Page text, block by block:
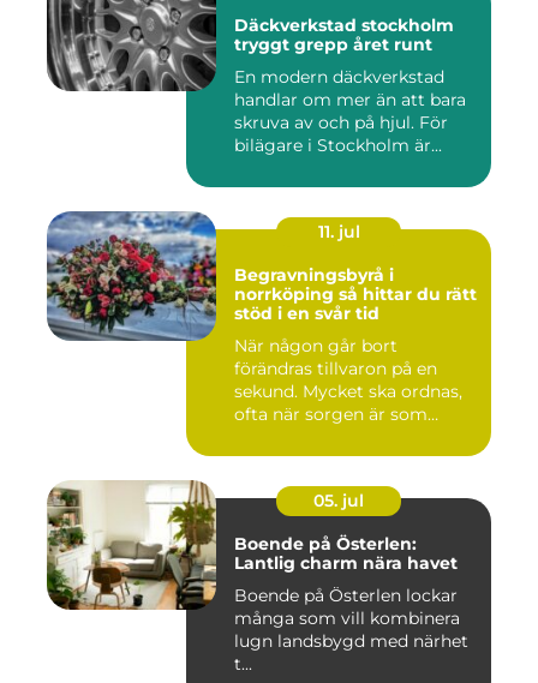
Däckverkstad stockholm
tryggt grepp året runt
En modern däckverkstad
handlar om mer än att bara
skruva av och på hjul. För
bilägare i Stockholm är...
11. jul
Begravningsbyrå i
norrköping så hittar du rätt
stöd i en svår tid
När någon går bort
förändras tillvaron på en
sekund. Mycket ska ordnas,
ofta när sorgen är som
05. jul
Boende på Österlen:
Lantlig charm nära havet
Boende på Österlen lockar
många som vill kombinera
lugn landsbygd med närhet
t...